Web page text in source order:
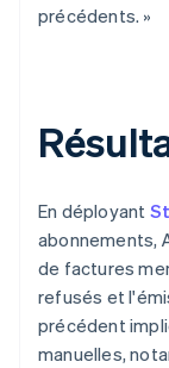
précédents. »
En déployant
abonnements,
de factures
refusés et
précédent
manuelles,